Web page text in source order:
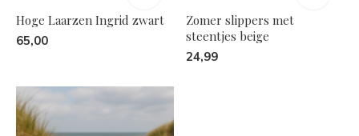
Hoge Laarzen Ingrid zwart
65,00
Zomer slippers met
steentjes beige
24,99